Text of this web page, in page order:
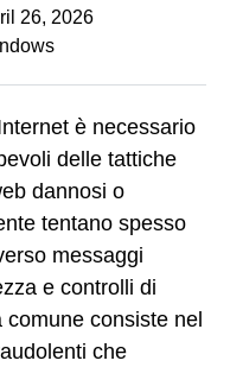
26, 2026
è necessario
delle tattiche
dannosi o
tentano spesso
messaggi
e controlli di
consiste nel
che